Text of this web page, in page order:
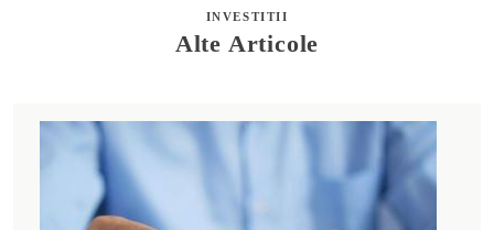
INVESTITII
Alte Articole